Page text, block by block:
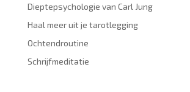
Dieptepsychologie van Carl Jung
Haal meer uit je tarotlegging
Ochtendroutine
Schrijfmeditatie